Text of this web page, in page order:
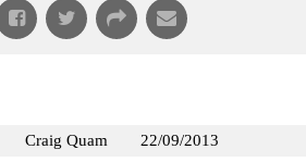
Craig Quam 22/09/2013